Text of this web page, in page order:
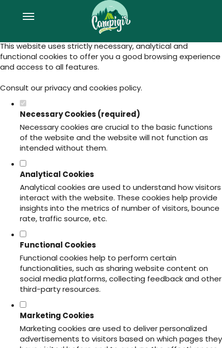
Set your cookie preferences for this
This website uses strictly necessary, analytical and
functional cookies to offer you a good browsing experience
and access to all features.
Consult ourprivacy and cookies policy.
Necessary Cookies (required)
Necessary cookies are crucial to the basic functions
of the website and the website will not function as
intended without them.
Analytical Cookies
Analytical cookies are used to understand how visitors
interact with the website. These cookies help provide
insights into the metrics of number of visitors, bounce
rate, traffic source, etc.
Functional Cookies
Functional cookies help to perform certain
functionalities, such as sharing website content on
social media platforms, collecting feedback and other
third-party resources.
Marketing Cookies
Marketing cookies are used to deliver personalized
advertisements to visitors based on which pages they